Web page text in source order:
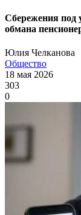
Сбережения под
обмана
Юлия Челканова
Общество
18 мая 2026
303
0